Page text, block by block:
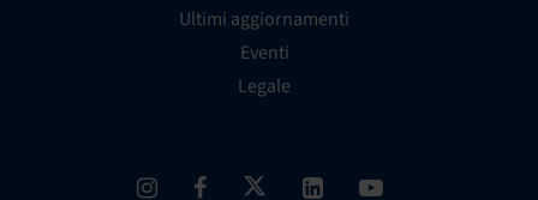
Ultimi aggiornamenti
Eventi
Legale